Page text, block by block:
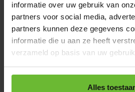
informatie over uw gebruik van
partners voor social media,
partners kunnen deze gegevens
informatie die u aan ze heeft
verzameld op basis van uw
Alles
100 gram
Art# 22212
Op voorraad
Koop 3 voor €3,96
1 kilo
Art# 22212Kilo